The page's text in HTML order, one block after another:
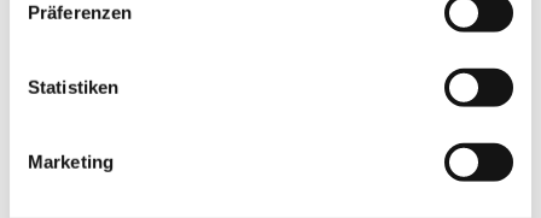
Präferenzen
Statistiken
Marketing